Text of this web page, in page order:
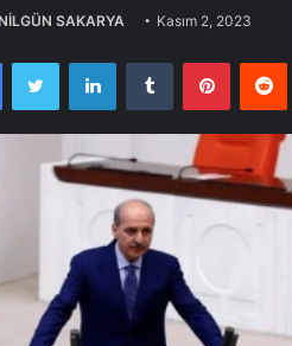
NİLGÜN SAKARYA Kasım 2, 2023
FacebookTwitter LinkedInTumblr Pinterest